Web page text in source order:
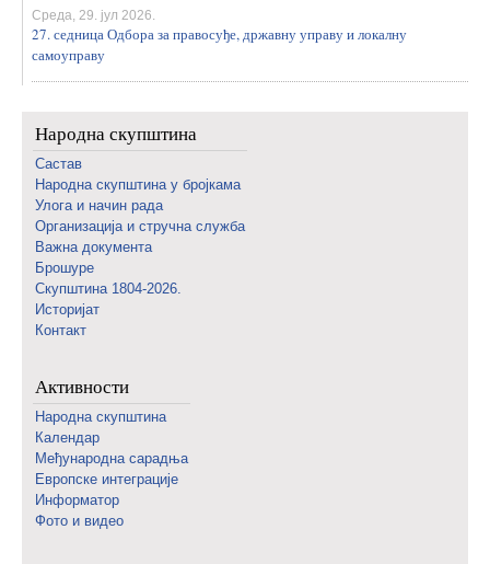
Среда, 29. јул 2026.
27. седница Одбора за правосуђе, државну управу и локалну
самоуправу
Народна скупштина
Састав
Народна скупштина у бројкама
Улога и начин рада
Организација и стручна служба
Важна документа
Брошуре
Скупштина 1804-2026.
Историјат
Контакт
Активности
Народна скупштина
Календар
Међународна сарадња
Европске интеграције
Информатор
Фото и видео